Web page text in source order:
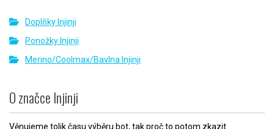
Doplňky Injinji
Ponožky Injinji
Merino/Coolmax/Bavlna Injinji
O značce Injinji
Věnujeme tolik času výběru bot, tak proč to potom zkazit